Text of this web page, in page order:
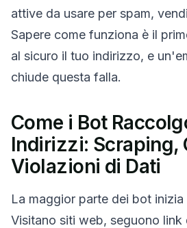
In attesa di email in
attive da usare per spam,
Sapere come funziona è il
al sicuro il tuo indirizzo, e
chiude questa falla.
Come i Bot
Indirizzi: Scraping,
Violazioni di Dati
La maggior parte dei bot inizia
Visitano siti web, seguono link